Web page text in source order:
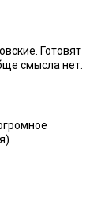
Готовят
смысла нет.
уже и не